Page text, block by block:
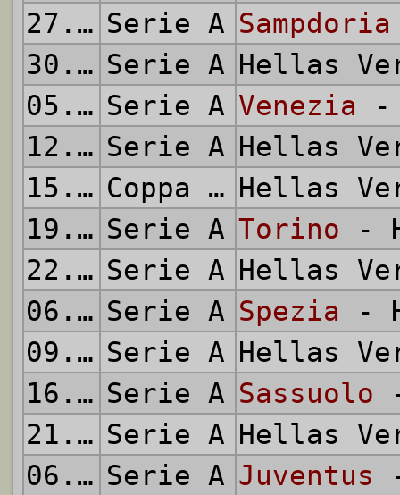
27.11.2021 Serie A Sampdoria
30.11.2021 Serie A Hellas
05.12.2021 Serie A Venezia -
12.12.2021 Serie A Hellas
15.12.2021
Coppa Italia Hellas
19.12.2021 Serie A Torino -
22.12.2021 Serie A Hellas
06.01.2022 Serie A Spezia -
09.01.2022 Serie A Hellas
16.01.2022 Serie A Sassuolo
21.01.2022 Serie A Hellas
06.02.2022 Serie A Juventus